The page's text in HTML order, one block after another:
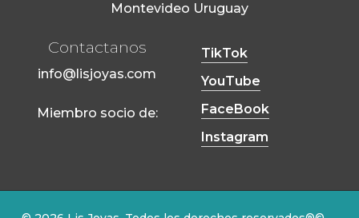
Montevideo Uruguay
Contactanos
info@lisjoyas.com
Miembro socio de:
TikTok
YouTube
FaceBook
Instagram